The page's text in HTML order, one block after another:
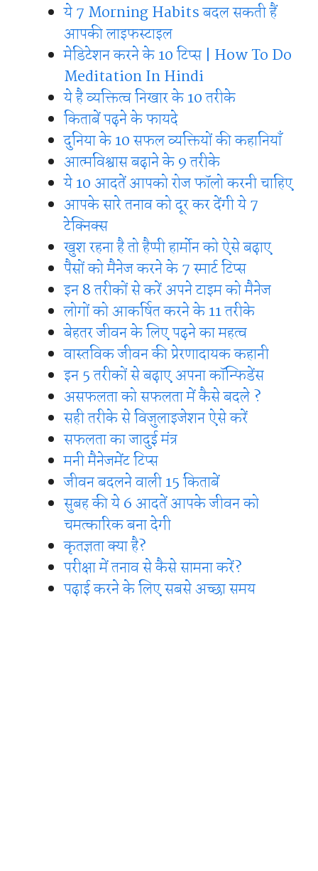
ये 7 Morning Habits बदल सकती हैं
आपकी लाइफस्टाइल
मेडिटेशन करने के 10 टिप्स | How To Do
Meditation In Hindi
ये है व्यक्तित्व निखार के 10 तरीके
किताबें पढ़ने के फायदे
दुनिया के 10 सफल व्यक्तियों की कहानियाँ
आत्मविश्वास बढ़ाने के 9 तरीके
ये 10 आदतें आपको रोज फॉलो करनी चाहिए
आपके सारे तनाव को दूर कर देंगी ये 7
टेक्निक्स
खुश रहना है तो हैप्पी हार्मोन को ऐसे बढ़ाए
पैसों को मैनेज करने के 7 स्मार्ट टिप्स
इन 8 तरीकों से करें अपने टाइम को मैनेज
लोगों को आकर्षित करने के 11 तरीके
बेहतर जीवन के लिए पढ़ने का महत्व
वास्तविक जीवन की प्रेरणादायक कहानी
इन 5 तरीकों से बढ़ाए अपना कॉन्फिडेंस
असफलता को सफलता में कैसे बदले ?
सही तरीके से विजुलाइजेशन ऐसे करें
सफलता का जादुई मंत्र
मनी मैनेजमेंट टिप्स
जीवन बदलने वाली 15 किताबें
सुबह की ये 6 आदतें आपके जीवन को
चमत्कारिक बना देगी
कृतज्ञता क्या है?
परीक्षा में तनाव से कैसे सामना करें?
पढ़ाई करने के लिए सबसे अच्छा समय